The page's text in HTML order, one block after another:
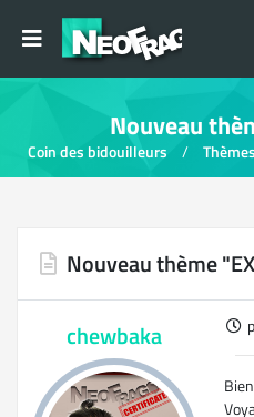
Nouveau
Coin des bidouilleurs Thèmes
Nouveau thème
chewbaka